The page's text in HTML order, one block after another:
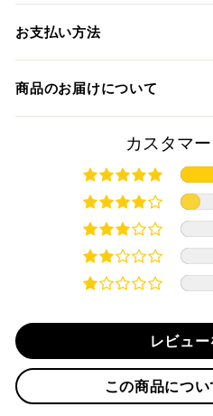
PANIGALE V4 S '25-26
STREETFIGHTER V4 S '25-26
DPR05
お支払い方法
クレジットカード
上記クレジットカードをご
分割払い、リボ払い、3D
際は、『クレジットカード
ご選択ください。
商品発送時に決済完了とな
対応支払回数について以
・分割払い
※ 分割払い、リボ払いは
場合のみご利用いただけま
商品のお届けについて
商品発送までの日数について
ご希望商品の在庫状況により異
ページよりご希望のカラー、材
選択後に表示される納期をご確
国内在庫ありの場合
・平日16時までのご注文、お支
・前払い決済（銀行振込等）の
入金確認が完了いたしましたら
・お取り寄せ商品等を一緒にご
取り寄せ商品が揃ってからの発
カスタマ
レビュー
この商品につ